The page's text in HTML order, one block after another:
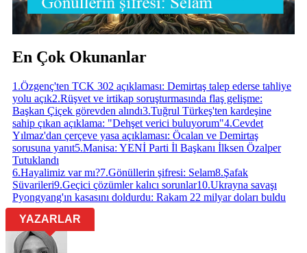
En Çok Okunanlar
1 .Özgenç'ten TCK 302 açıklaması: Demirtaş talep ederse tahliye
yolu açık2.Rüşvet ve irtikap soruşturmasında flaş gelişme:
Başkan Çiçek görevden alındı3.Tuğrul Türkeş'ten kardeşine
sahip çıkan açıklama: "Dehşet verici buluyorum"4.Cevdet
Yılmaz'dan çerçeve yasa açıklaması: Öcalan ve Demirtaş
sorusuna yanıt5.Manisa: YENİ Parti İl Başkanı İlksen Özalper
Tutuklandı
6.Hayalimiz var mı?7.Gönüllerin şifresi: Selam8.Şafak
Süvarileri9.Geçici çözümler kalıcı sorunlar10.Ukrayna savaşı
Pyongyang'ın kasasını doldurdu: Rakam 22 milyar doları buldu
YAZARLAR